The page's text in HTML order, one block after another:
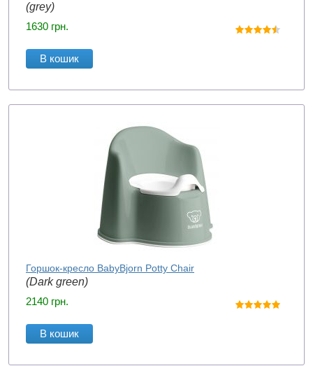
(grey)
1630 грн.
В кошик
Горшок-кресло BabyBjorn Potty Chair
(Dark green)
2140 грн.
В кошик